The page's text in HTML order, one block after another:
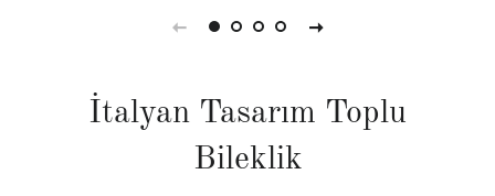
İtalyan Tasarım Toplu
Bileklik